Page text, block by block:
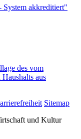
des vom
Haushalts aus
Sitemap
und Kultur